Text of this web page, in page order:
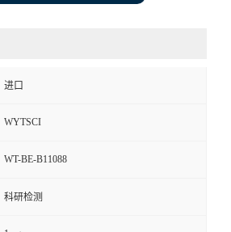
进口
WYTSCI
WT-BE-B11088
科研检测